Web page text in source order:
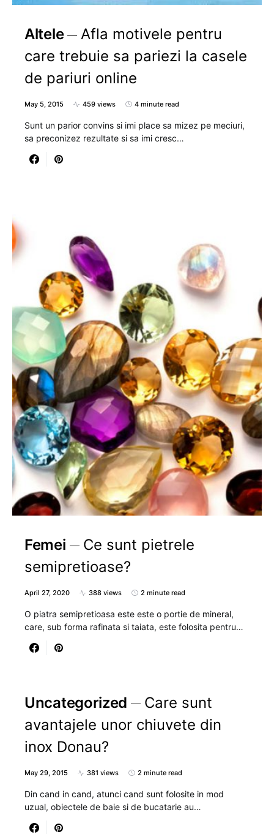
Altele
Afla motivele pentru
care trebuie sa pariezi la casele
de pariuri online
May 5, 2015 459 views 4 minute read
Sunt un parior convins si imi place sa mizez pe meciuri,
sa preconizez rezultate si sa imi cresc…
Femei
Ce sunt pietrele
semipretioase?
April 27, 2020 388 views 2 minute read
O piatra semipretioasa este este o portie de mineral,
care, sub forma rafinata si taiata, este folosita pentru…
Uncategorized
Care sunt
avantajele unor chiuvete din
inox Donau?
May 29, 2015 381 views 2 minute read
Din cand in cand, atunci cand sunt folosite in mod
uzual, obiectele de baie si de bucatarie au…